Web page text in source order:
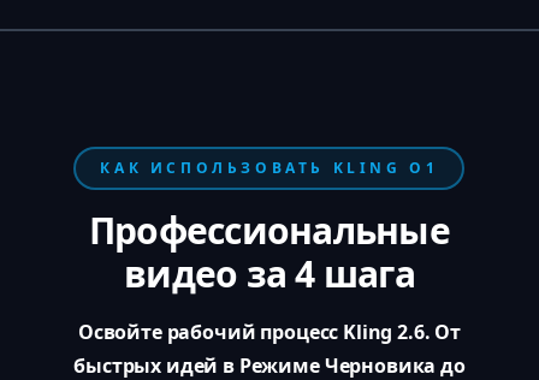
КАК ИСПОЛЬЗОВАТЬ KLING O1
Профессиональные
видео за 4 шага
Освойте рабочий процесс Kling 2.6. От
быстрых идей в Режиме Черновика до